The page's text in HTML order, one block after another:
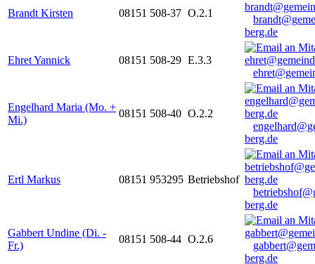
Brandt Kirsten 08151 508-37 O.2.1
berg.de
Ehret Yannick 08151 508-29 E.3.3
Engelhard Maria (Mo. +
Mi.)
08151 508-40 O.2.2
berg.de
Ertl Markus 08151 953295 Betriebshof
berg.de
Gabbert Undine (Di. -
Fr.)
08151 508-44 O.2.6
berg.de